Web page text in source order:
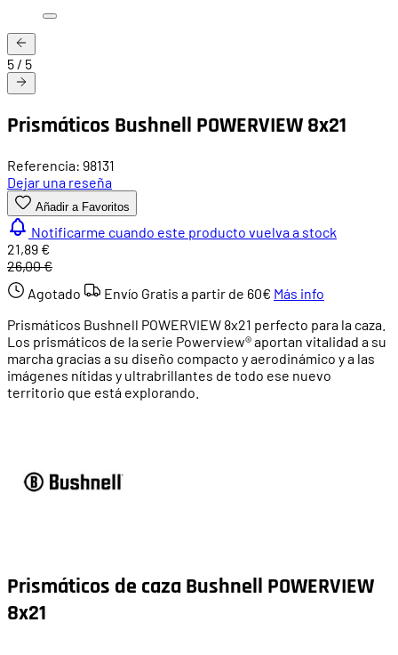
5 / 5
Prismáticos Bushnell POWERVIEW 8x21
Referencia: 98131
Dejar una reseña
Añadir a Favoritos
Notificarme cuando este producto vuelva a stock
21,89 €
26,00 €
Agotado
Envío Gratis a partir de 60€ Más info
Prismáticos Bushnell POWERVIEW 8x21 perfecto para la caza.
Los prismáticos de la serie Powerview® aportan vitalidad a su
marcha gracias a su diseño compacto y aerodinámico y a las
imágenes nítidas y ultrabrillantes de todo ese nuevo
territorio que está explorando.
Prismáticos de caza Bushnell POWERVIEW
8x21